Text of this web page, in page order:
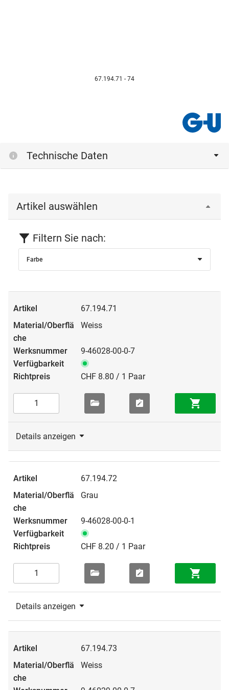
67.194.71 - 74
Technische Daten
Artikel auswählen
Filtern Sie nach:
Farbe
67.194.71
Weiss
9-46028-00-0-7
CHF 8.80 / 1 Paar
Details anzeigen
67.194.72
Grau
9-46028-00-0-1
CHF 8.20 / 1 Paar
Details anzeigen
67.194.73
Weiss